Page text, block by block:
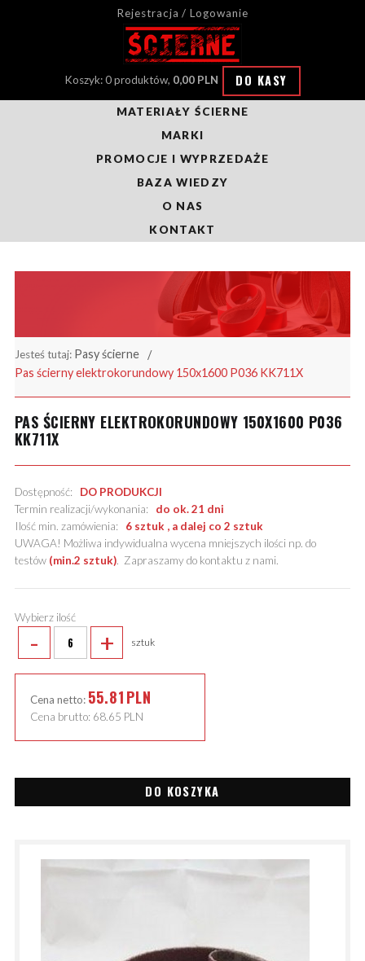
Rejestracja / Logowanie
Koszyk: 0 produktów, 0,00 PLN DO KASY
MATERIAŁY ŚCIERNE
MARKI
PROMOCJE I WYPRZEDAŻE
BAZA WIEDZY
O NAS
KONTAKT
Jesteś tutaj: Pasy ścierne
Pas ścierny elektrokorundowy 150x1600 P036 KK711X
PAS ŚCIERNY ELEKTROKORUNDOWY 150X1600 P036
KK711X
Dostępność: DO PRODUKCJI
Termin realizacji/wykonania: do ok. 21 dni
Ilość min. zamówienia: 6 sztuk , a dalej co 2 sztuk
UWAGA! Możliwa indywidualna wycena mniejszych ilości np. do
testów (min.2 sztuk). Zapraszamy do kontaktu z nami.
Wybierz ilość
- + sztuk
Cena netto: 55.81PLN
Cena brutto: 68.65 PLN
DO KOSZYKA